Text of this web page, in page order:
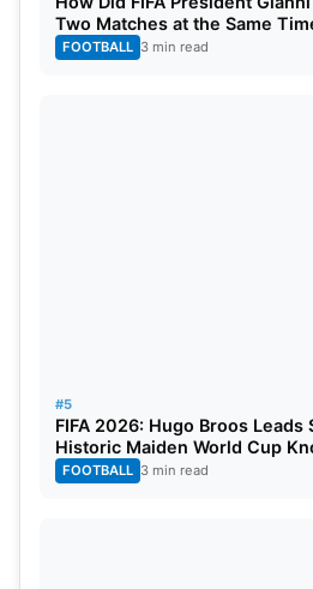
Two Matches at the Same
FOOTBALL 3 min read
#5
FIFA 2026: Hugo Broos Leads
Historic Maiden World Cup
FOOTBALL 3 min read